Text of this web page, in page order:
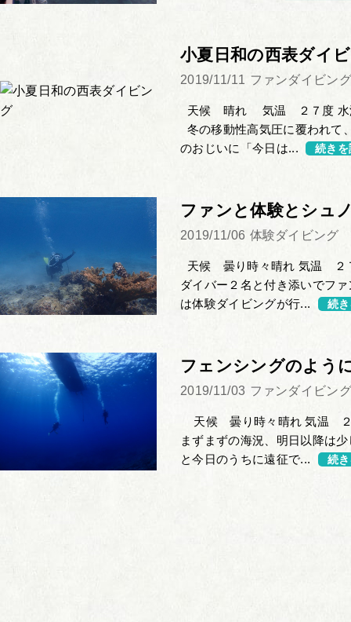
小夏日和の西表ダイ
2019/11/11 ファンダイビン
天候 晴れ 気温 ２７度 水
冬の移動性高気圧に覆われ
のおじいに「今日は...
続き
ファンと体験とシュ
2019/11/06 体験ダイビング
天候 曇り時々晴れ 気温
ダイバー２名と付き添いでフ
は体験ダイビングが行...
続
フェンシングのよう
2019/11/03 ファンダイビン
天候 曇り時々晴れ 気温
まずまずの海況、明日以降は
と今日のうちに遠征で...
続